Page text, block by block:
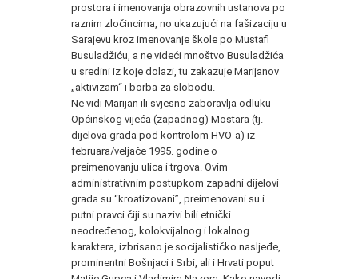
prostora i imenovanja obrazovnih ustanova po
raznim zločincima, no ukazujući na fašizaciju u
Sarajevu kroz imenovanje škole po Mustafi
Busuladžiću, a ne videći mnoštvo Busuladžića
u sredini iz koje dolazi, tu zakazuje Marijanov
„aktivizam“ i borba za slobodu.
Ne vidi Marijan ili svjesno zaboravlja odluku
Općinskog vijeća (zapadnog) Mostara (tj.
dijelova grada pod kontrolom HVO-a) iz
februara/veljače 1995. godine o
preimenovanju ulica i trgova. Ovim
administrativnim postupkom zapadni dijelovi
grada su “kroatizovani”, preimenovani su i
putni pravci čiji su nazivi bili etnički
neodređenog, kolokvijalnog i lokalnog
karaktera, izbrisano je socijalističko nasljeđe,
prominentni Bošnjaci i Srbi, ali i Hrvati poput